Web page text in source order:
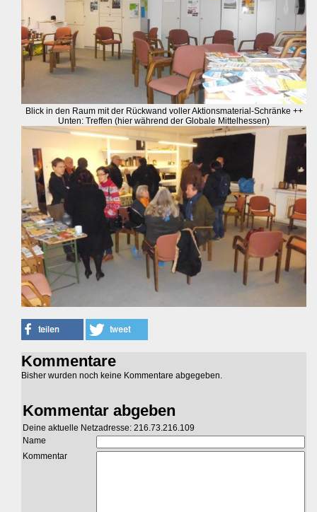
Blick in den Raum mit der Rückwand voller Aktionsmaterial-Schränke ++
Unten: Treffen (hier während der Globale Mittelhessen)
Kommentare
Bisher wurden noch keine Kommentare abgegeben.
Kommentar abgeben
Deine aktuelle Netzadresse: 216.73.216.109
Name
Kommentar